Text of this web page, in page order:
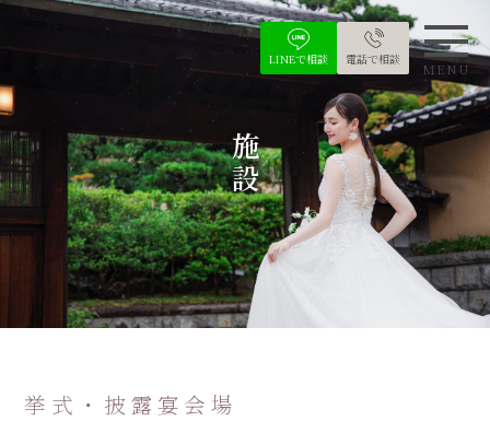
LINEで相談 電話で相談
MENU
施設
挙式・披露宴会場